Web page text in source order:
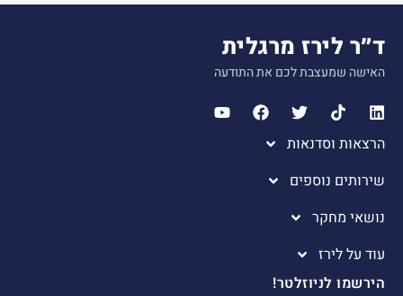
ד״ר לירז מרגלית
האישה שמעצבת לכם את התודעה
הרצאות וסדנאות
שירותים נוספים
נושאי מחקר
עוד על לירז
הירשמו לניוזלטר!